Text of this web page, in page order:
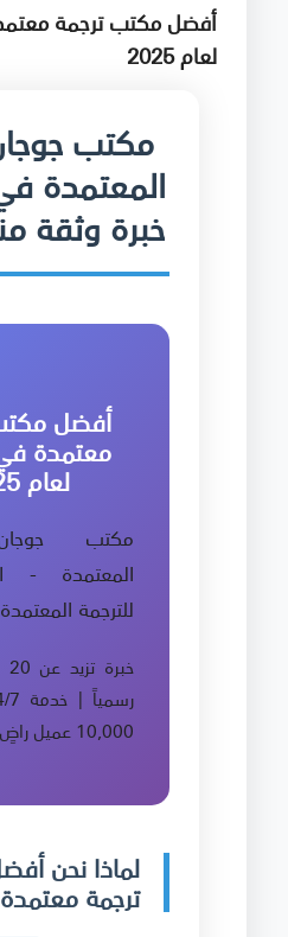
أفضل مكتب ترجمة
لعام 2025
مكتب
المعتمدة
خبرة وثقة منذ 20
أفضل
معتمدة
لعام 2025
مكتب
المعتمدة -
للترجمة
10,000 عميل راضٍ
لماذا نحن
ترجمة